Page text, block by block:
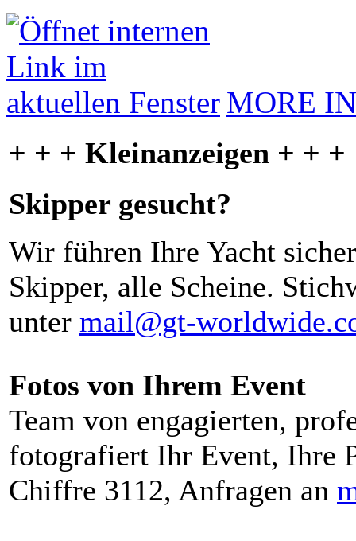
MORE
+ + + Kleinanzeigen + + +
Skipper gesucht?
Wir führen Ihre Yacht
Skipper, alle Scheine.
unter mail@gt-
Fotos von Ihrem Event
Team von engagierten,
fotografiert Ihr Event, Ihre
Chiffre 3112, Anfragen an